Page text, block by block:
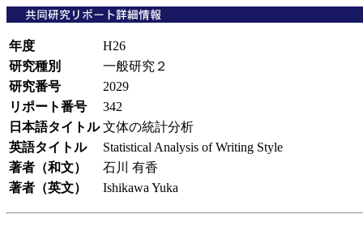
年度
H26
研究種別
一般研究２
研究番号
2029
リポート番号
342
日本語タイトル 文体の統計分析
英語タイトル
Statistical Analysis of Writing Style
著者（和文）
石川 有香
著者（英文）
Ishikawa Yuka